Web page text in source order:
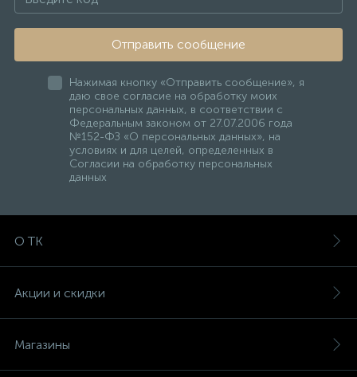
Отправить сообщение
Нажимая кнопку «Отправить сообщение», я
даю свое согласие на обработку моих
персональных данных, в соответствии с
Федеральным законом от 27.07.2006 года
№152-ФЗ «О персональных данных», на
условиях и для целей, определенных в
Согласии на обработку персональных
данных
О ТК
Акции и скидки
Магазины